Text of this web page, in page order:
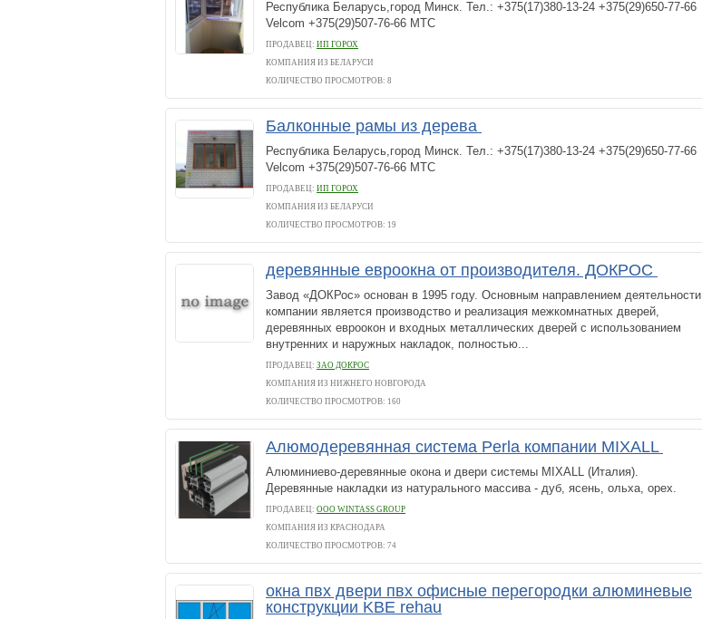
Республика Беларусь,город Минск. Тел.: +375(17)380-13-24 +375(29)650-77-66
Velcom +375(29)507-76-66 МТС
ПРОДАВЕЦ: ИП ГОРОХ
КОМПАНИЯ ИЗ БЕЛАРУСИ
КОЛИЧЕСТВО ПРОСМОТРОВ: 8
Балконные рамы из дерева
Республика Беларусь,город Минск. Тел.: +375(17)380-13-24 +375(29)650-77-66
Velcom +375(29)507-76-66 МТС
ПРОДАВЕЦ: ИП ГОРОХ
КОМПАНИЯ ИЗ БЕЛАРУСИ
КОЛИЧЕСТВО ПРОСМОТРОВ: 19
деревянные евроокна от производителя. ДОКРОС
Завод «ДОКРос» основан в 1995 году. Основным направлением деятельности
компании является производство и реализация межкомнатных дверей,
деревянных евроокон и входных металлических дверей с использованием
внутренних и наружных накладок, полностью...
ПРОДАВЕЦ: ЗАО ДОКРОС
КОМПАНИЯ ИЗ НИЖНЕГО НОВГОРОДА
КОЛИЧЕСТВО ПРОСМОТРОВ: 160
Алюмодеревянная система Perla компании MIXALL
Алюминиево-деревянные окона и двери системы MIXALL (Италия).
Деревянные накладки из натурального массива - дуб, ясень, ольха, орех.
ПРОДАВЕЦ: ООО WINTASS GROUP
КОМПАНИЯ ИЗ КРАСНОДАРА
КОЛИЧЕСТВО ПРОСМОТРОВ: 74
окна пвх двери пвх офисные перегородки алюминевые
конструкции KBE rehau